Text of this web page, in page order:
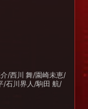
/西川 舞/園崎未恵/
/石川界人/駒田 航/